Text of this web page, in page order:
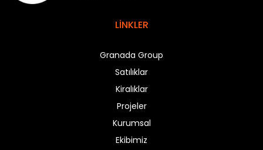
LİNKLER
Granada Group
Satılıklar
Kiralıklar
Projeler
Kurumsal
Ekibimiz